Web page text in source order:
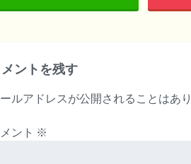
ントを残す
ールアドレスが公開されることはあり
ント ※